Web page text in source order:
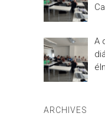
A
ARCHIVES